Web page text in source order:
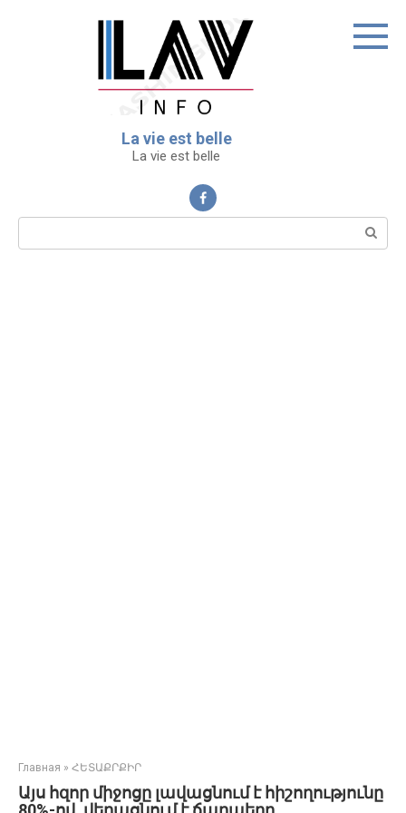
La vie est belle
La vie est belle
Поиск:
Главная » ՀԵՏԱՔՐՔԻՐ
Այս հզոր միջոցը լավացնում է հիշողությունը